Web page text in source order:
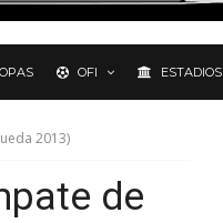
OFI ESTADIOS
2013)
de